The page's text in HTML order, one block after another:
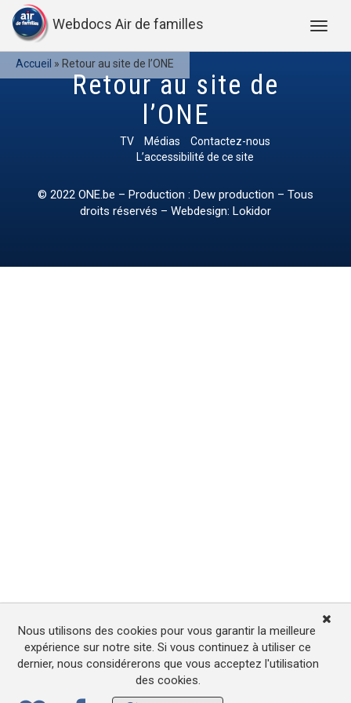
Webdocs Air de familles
Accueil » Retour au site de l’ONE
Retour au site de
l’ONE
TV Médias
Contactez-nous
L’accessibilité de ce site
© 2022 ONE.be – Production : Dew production – Tous
droits réservés – Webdesign: Lokidor
Nous utilisons des cookies pour vous garantir la meilleure
expérience sur notre site. Si vous continuez à utiliser ce
dernier, nous considérerons que vous acceptez l'utilisation
des cookies.